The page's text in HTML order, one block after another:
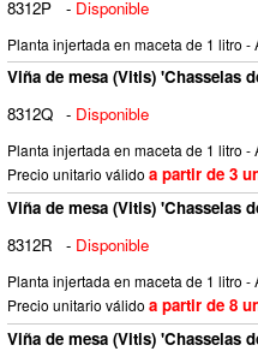
8312P
- Disponible
Planta injertada en maceta de 1 litro -
Viña de mesa (Vitis) 'Chasselas
8312Q - Disponible
Planta injertada en maceta de 1 litro -
Precio unitario válido a partir de 3
Viña de mesa (Vitis) 'Chasselas
8312R
- Disponible
Planta injertada en maceta de 1 litro -
Precio unitario válido a partir de 8
Viña de mesa (Vitis) 'Chasselas